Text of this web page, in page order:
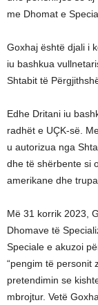
me Dhomat e
Goxhaj është djali i
iu bashkua
Shtabit të
Edhe Dritani iu
radhët e UÇK-së.
u autorizua nga
dhe të shërbente si
amerikane dhe
Më 31 korrik 2023,
Dhomave të
Speciale e akuzoi
“pengim të personit
pretendimin se
mbrojtur. Vetë